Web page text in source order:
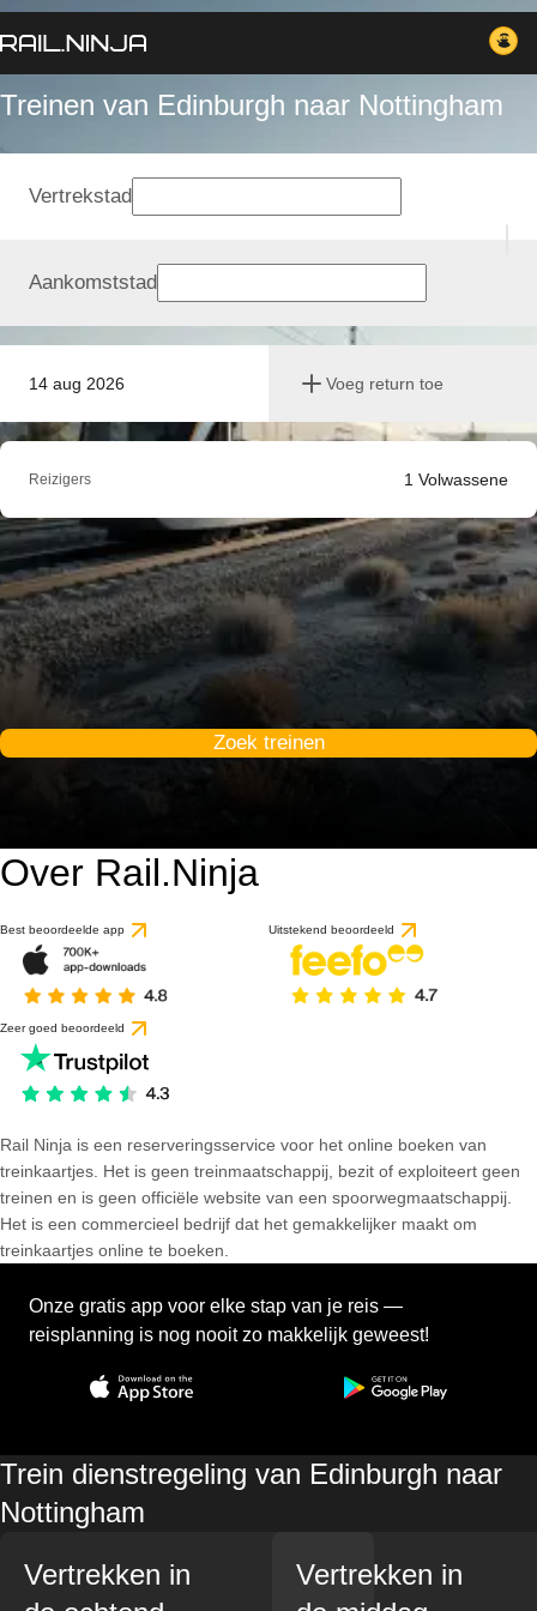
Treinen van Edinburgh naar Nottingham
14 aug 2026 Voeg return toe
Vertrekstad
Aankomststad
Reizigers 1 Volwassene
Zoek treinen
Over Rail.Ninja
Best beoordeelde app Uitstekend beoordeeld
Zeer goed beoordeeld
Rail Ninja is een reserveringsservice voor het online boeken van
treinkaartjes. Het is geen treinmaatschappij, bezit of exploiteert geen
treinen en is geen officiële website van een spoorwegmaatschappij.
Het is een commercieel bedrijf dat het gemakkelijker maakt om
treinkaartjes online te boeken.
Onze gratis app voor elke stap van je reis —
reisplanning is nog nooit zo makkelijk geweest!
Trein dienstregeling van Edinburgh naar
Nottingham
Vertrekken in
Vertrekken in